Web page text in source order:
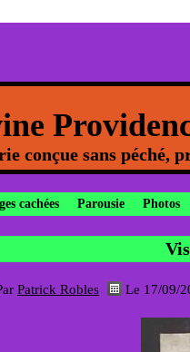
conçue sans péché,
cachées Parousie Photos
Patrick Robles Le 17/09/